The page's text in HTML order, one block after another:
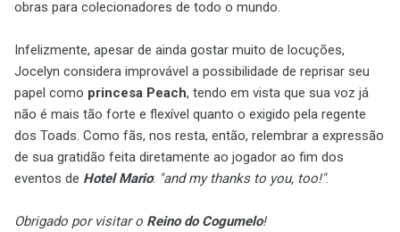
obras para colecionadores de todo o mundo.
Infelizmente, apesar de ainda gostar muito de locuções,
Jocelyn considera improvável a possibilidade de reprisar seu
papel como princesa Peach, tendo em vista que sua voz já
não é mais tão forte e flexível quanto o exigido pela regente
dos Toads. Como fãs, nos resta, então, relembrar a expressão
de sua gratidão feita diretamente ao jogador ao fim dos
eventos de Hotel Mario: "and my thanks to you, too!".
Obrigado por visitar o Reino do Cogumelo!